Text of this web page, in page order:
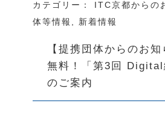
カテゴリー：
ITC京都からの
体等情報 , 新着情報
【提携団体からのお
無料！「第3回 Digital
のご案内